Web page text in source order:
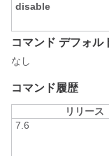
disable
コマンド デフォル
なし
コマンド履歴
リリース
7.6